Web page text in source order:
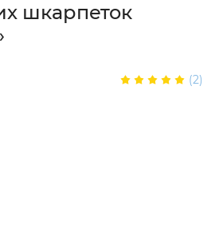
шкарпеток
(2)